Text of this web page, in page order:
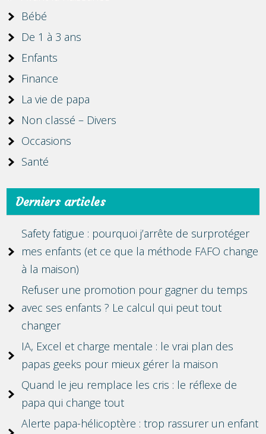
Bébé
De 1 à 3 ans
Enfants
Finance
La vie de papa
Non classé – Divers
Occasions
Santé
Derniers articles
Safety fatigue : pourquoi j’arrête de surprotéger
mes enfants (et ce que la méthode FAFO change
à la maison)
Refuser une promotion pour gagner du temps
avec ses enfants ? Le calcul qui peut tout
changer
IA, Excel et charge mentale : le vrai plan des
papas geeks pour mieux gérer la maison
Quand le jeu remplace les cris : le réflexe de
papa qui change tout
Alerte papa-hélicoptère : trop rassurer un enfant